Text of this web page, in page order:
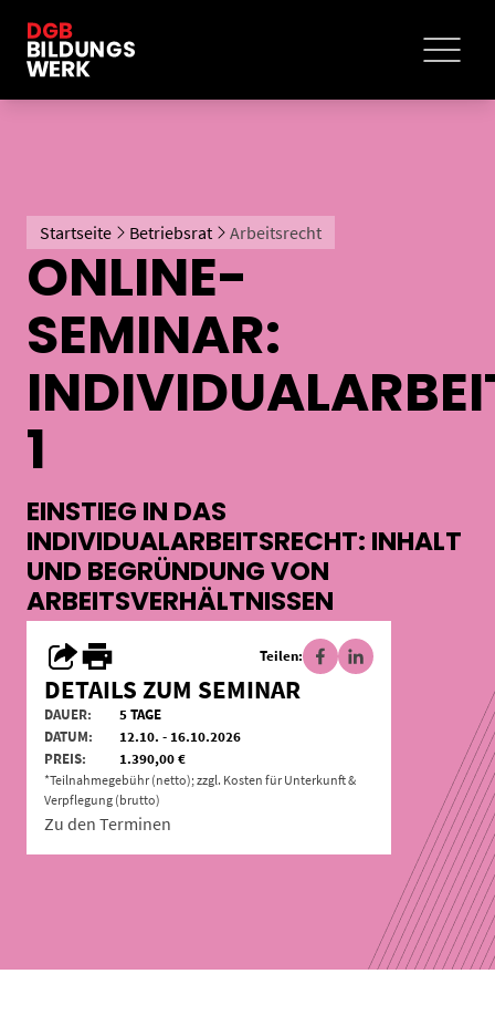
Startseite Betriebsrat Arbeitsrecht
ONLINE-
SEMINAR:
1
EINSTIEG IN DAS
INDIVIDUALARBEITSRECHT: INHALT
UND BEGRÜNDUNG VON
ARBEITSVERHÄLTNISSEN
Teilen:
DETAILS ZUM SEMINAR
DAUER:
5 TAGE
DATUM:
12.10. - 16.10.2026
PREIS:
1.390,00 €
*Teilnahmegebühr (netto); zzgl. Kosten für Unterkunft &
Verpflegung (brutto)
Zu den Terminen